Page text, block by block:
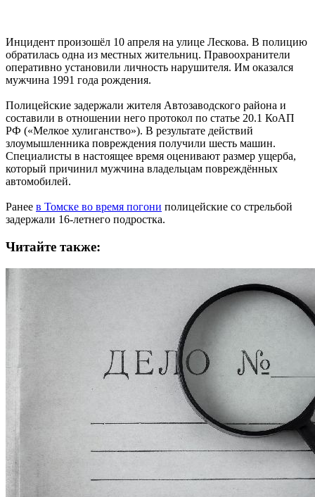
Инцидент произошёл 10 апреля на улице Лескова. В полицию
обратилась одна из местных жительниц. Правоохранители
оперативно установили личность нарушителя. Им оказался
мужчина 1991 года рождения.
Полицейские задержали жителя Автозаводского района и
составили в отношении него протокол по статье 20.1 КоАП
РФ («Мелкое хулиганство»). В результате действий
злоумышленника повреждения получили шесть машин.
Специалисты в настоящее время оценивают размер ущерба,
который причинил мужчина владельцам повреждённых
автомобилей.
Ранее в Томске во время погони полицейские со стрельбой
задержали 16-летнего подростка.
Читайте также: